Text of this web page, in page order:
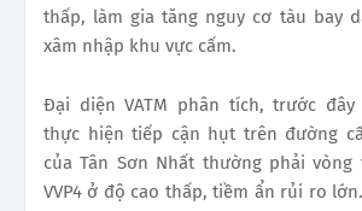
thấp, làm gia tăng nguy cơ tàu bay
xâm nhập khu vực cấm.
Đại diện VATM phân tích, trước đây
thực hiện tiếp cận hụt trên đường
của Tân Sơn Nhất thường phải
VVP4 ở độ cao thấp, tiềm ẩn rủi ro